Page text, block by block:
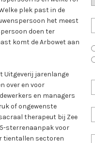
plek past in de
het meest
doen ter
komt de Arbowet aan
Uitgeverij jarenlange
over en voor
en managers
of ongewenste
therapeut bij Zee
sterrenaanpak voor
tientallen sectoren